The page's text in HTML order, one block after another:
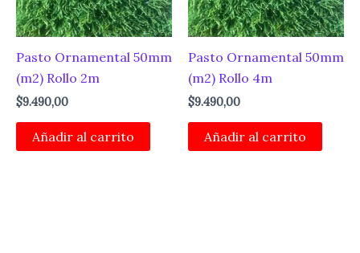
Pasto Ornamental 50mm
(m2) Rollo 2m
$9.490,00
Añadir al carrito
Pasto Ornamental 50mm
(m2) Rollo 4m
$9.490,00
Añadir al carrito